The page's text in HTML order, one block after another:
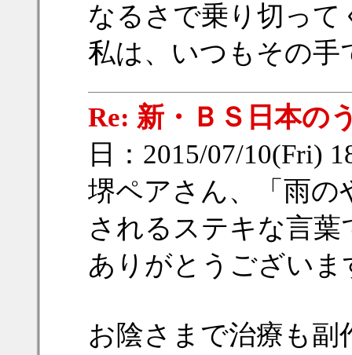
なるさで乗り切って
私は、いつもその手
Re: 新・ＢＳ日本の
日：2015/07/10(Fri)
堺ペアさん、「雨の
されるステキな言葉
ありがとうございま
お陰さまで治療も副